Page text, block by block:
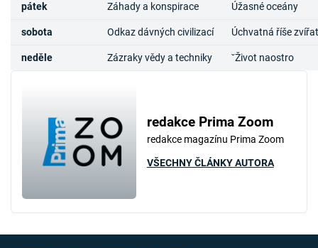
pátek Záhady a konspirace Úžasné oceány
sobota Odkaz dávných civilizací Úchvatná říše zvířat
neděle Zázraky vědy a techniky ˇŽivot naostro
redakce Prima Zoom
redakce magazínu Prima Zoom
VŠECHNY ČLÁNKY AUTORA